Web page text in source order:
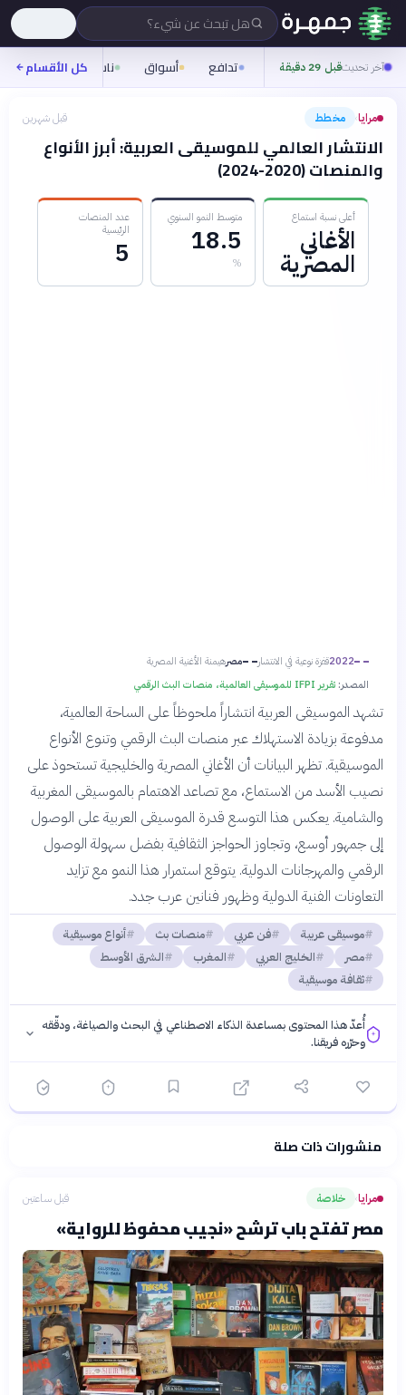
هل تبحث عن شيء؟
آخر تحديثقبل 29 دقيقة تدافع أسواق ناس روح
كل الأقسام
مرايا› مخطط قبل شهرين
الانتشار العالمي للموسيقى العربية: أبرز الأنواع
والمنصات (2020-2024)
أعلى نسبة استماع
الأغاني
المصرية
متوسط النمو السنوي
18.5
%
عدد المنصات
الرئيسية
5
2022قفزة نوعية في الانتشار مصرهيمنة الأغنية المصرية
المصدر: تقرير IFPI للموسيقى العالمية، منصات البث الرقمي
تشهد الموسيقى العربية انتشاراً ملحوظاً على الساحة العالمية،
مدفوعة بزيادة الاستهلاك عبر منصات البث الرقمي وتنوع الأنواع
الموسيقية. تظهر البيانات أن الأغاني المصرية والخليجية تستحوذ على
نصيب الأسد من الاستماع، مع تصاعد الاهتمام بالموسيقى المغربية
والشامية. يعكس هذا التوسع قدرة الموسيقى العربية على الوصول
إلى جمهور أوسع، وتجاوز الحواجز الثقافية بفضل سهولة الوصول
الرقمي والمهرجانات الدولية. يتوقع استمرار هذا النمو مع تزايد
التعاونات الفنية الدولية وظهور فنانين عرب جدد.
موسيقى عربية فن عربي منصات بث
أنواع موسيقية
مصر
الخليج العربي المغرب
الشرق الأوسط
ثقافة موسيقية
أُعدّ هذا المحتوى بمساعدة الذكاء الاصطناعي في البحث والصياغة، ودقّقه
وحرّره فريقنا.
فلسفتنا المعرفية· سياسة الذكاء الاصطناعيمنشورات ذات صلة
مرايا› خلاصة قبل ساعتين
مصر تفتح باب ترشح «نجيب محفوظ للرواية»